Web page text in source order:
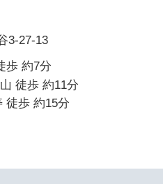
3-27-13
歩 約7分
徒歩 約11分
徒歩 約15分